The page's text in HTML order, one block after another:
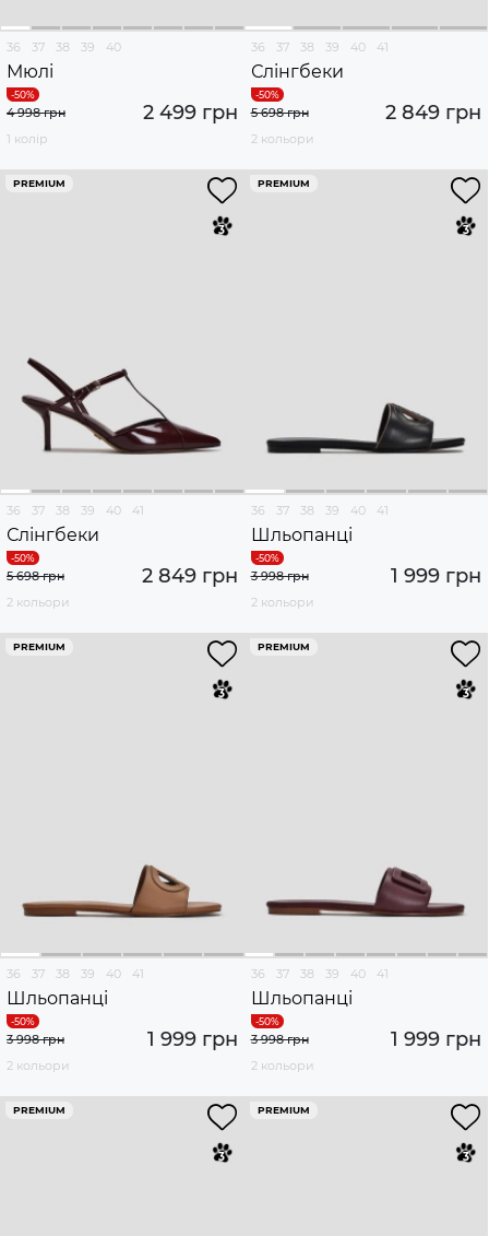
36 37 38 39 40
Мюлі
2 499 грн
4 998 грн
1 колір
36 37 38 39 40 41
Слінгбеки
2 849 грн
5 698 грн
2 кольори
PREMIUM
36 37 38 39 40 41
Слінгбеки
2 849 грн
5 698 грн
2 кольори
PREMIUM
36 37 38 39 40 41
Шльопанці
1 999 грн
3 998 грн
2 кольори
PREMIUM
36 37 38 39 40 41
Шльопанці
1 999 грн
3 998 грн
2 кольори
PREMIUM
36 37 38 39 40 41
Шльопанці
1 999 грн
3 998 грн
2 кольори
PREMIUM PREMIUM